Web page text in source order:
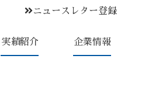
ニュースレター登録
実績紹介 企業情報